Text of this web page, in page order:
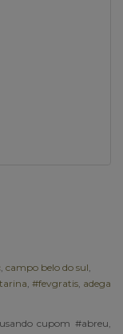
campo belo do sul
#fevgratis adega
cupom #abreu,